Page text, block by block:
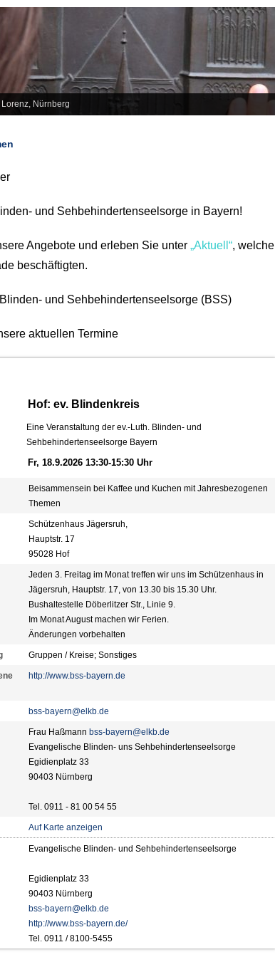
Nürnberg
und Sehbehindertenseelsorge in Bayern!
Angebote und erleben Sie unter „Aktuell“, welche
beschäftigten.
Blinden- und Sehbehindertenseelsorge (BSS)
aktuellen Termine
Hof: ev. Blindenkreis
Eine Veranstaltung der ev.-Luth. Blinden- und
Sehbehindertenseelsorge Bayern
Fr, 18.9.2026 13:30-15:30 Uhr
Beisammensein bei Kaffee und Kuchen mit Jahresbezogenen
Themen
Schützenhaus Jägersruh,
Hauptstr. 17
95028 Hof
Jeden 3. Freitag im Monat treffen wir uns im Schützenhaus in
Jägersruh, Hauptstr. 17, von 13.30 bis 15.30 Uhr.
Bushaltestelle Döberlitzer Str., Linie 9.
Im Monat August machen wir Ferien.
Änderungen vorbehalten
Gruppen / Kreise; Sonstiges
http://www.bss-bayern.de
bss-bayern@elkb.de
Frau Haßmann bss-bayern@elkb.de
Evangelische Blinden- uns Sehbehindertenseelsorge
Egidienplatz 33
90403 Nürnberg
Tel. 0911 - 81 00 54 55
Auf Karte anzeigen
Evangelische Blinden- und Sehbehindertenseelsorge
Egidienplatz 33
90403 Nürnberg
bss-bayern@elkb.de
http://www.bss-bayern.de/
Tel. 0911 / 8100-5455